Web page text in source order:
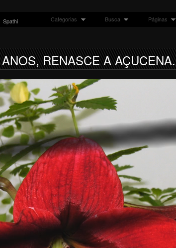
Spathi Categorias Busca Páginas
RENASCE A AÇUCENA.